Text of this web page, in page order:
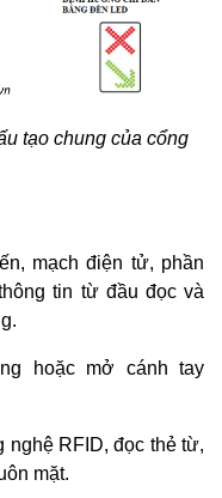
của cổng
mạch điện tử, phần
tin từ đầu đọc và
hoặc mở cánh tay
RFID, đọc thẻ từ,
mặt.